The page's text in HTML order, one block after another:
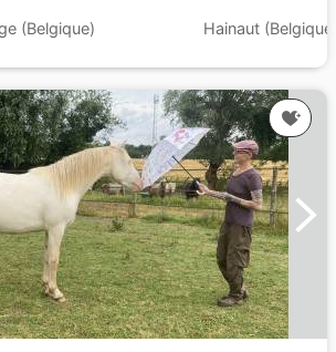
(Belgique) Hainaut